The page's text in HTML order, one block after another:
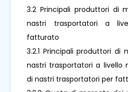
3.2 Principali produttori di
nastri trasportatori a
fatturato
3.2.1 Principali produttori
nastri trasportatori a livello
di nastri trasportatori per